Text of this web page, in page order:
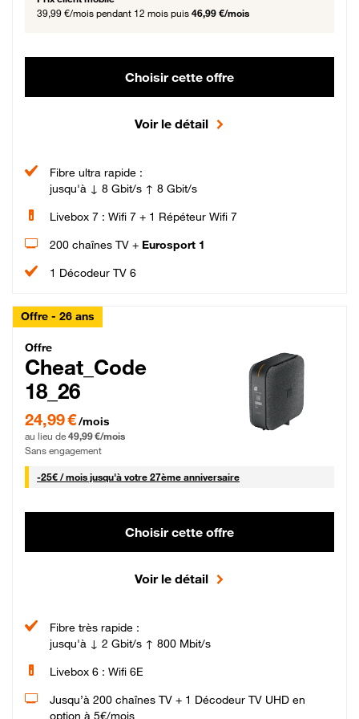
39,99 €/mois pendant 12 mois puis 46,99 €/mois
Choisir cette offre
Voir le détail
Fibre ultra rapide :
jusqu'à ↓ 8 Gbit/s ↑ 8 Gbit/s
Livebox 7 : Wifi 7 + 1 Répéteur Wifi 7
200 chaînes TV + Eurosport 1
1 Décodeur TV 6
Offre - 26 ans
Cheat_Code Fibre_18_26
Offre
Cheat_Code
18_26
24,99 € par mois pendant 0 mois puis 49,99 € par mois, Sans engagement
24,99 €/mois
au lieu de 49,99 €/mois
Sans engagement
-25€ / mois25 € par mois
jusqu'à votre 27ème anniversaire
Choisir cette offre
Voir le détail
Fibre très rapide :
jusqu'à ↓ 2 Gbit/s ↑ 800 Mbit/s
Livebox 6 : Wifi 6E
Jusqu’à 200 chaînes TV + 1 Décodeur TV UHD en
option à 5€/mois